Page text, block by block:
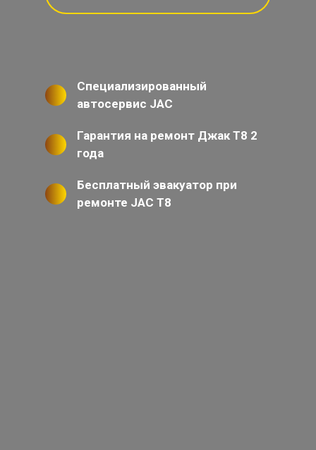
Специализированный
автосервис JAC
Гарантия на ремонт Джак Т8 2
года
Бесплатный эвакуатор при
ремонте JAC T8